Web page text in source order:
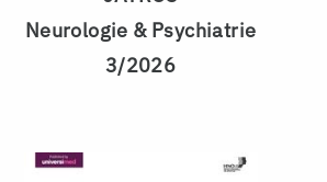
Neurologie & Psychiatrie
3/2026